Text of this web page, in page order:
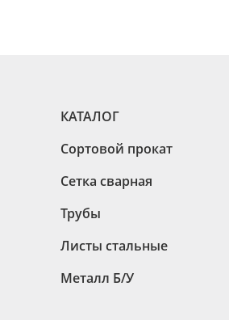
КАТАЛОГ
Сортовой прокат
Сетка сварная
Трубы
Листы стальные
Металл Б/У